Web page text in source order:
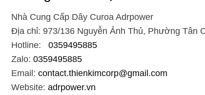
Nhà Cung Cấp Dây Curoa Adrpower
Địa chỉ: 973/136 Nguyễn Ảnh Thủ, Phường Tân
Hotline: 0359495885
Zalo: 0359495885
Email: contact.thienkimcorp@gmail.com
Website: adrpower.vn